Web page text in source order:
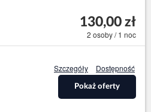
130,00 zł
2 osoby / 1 noc
Szczegóły Dostępność
Pokaż oferty